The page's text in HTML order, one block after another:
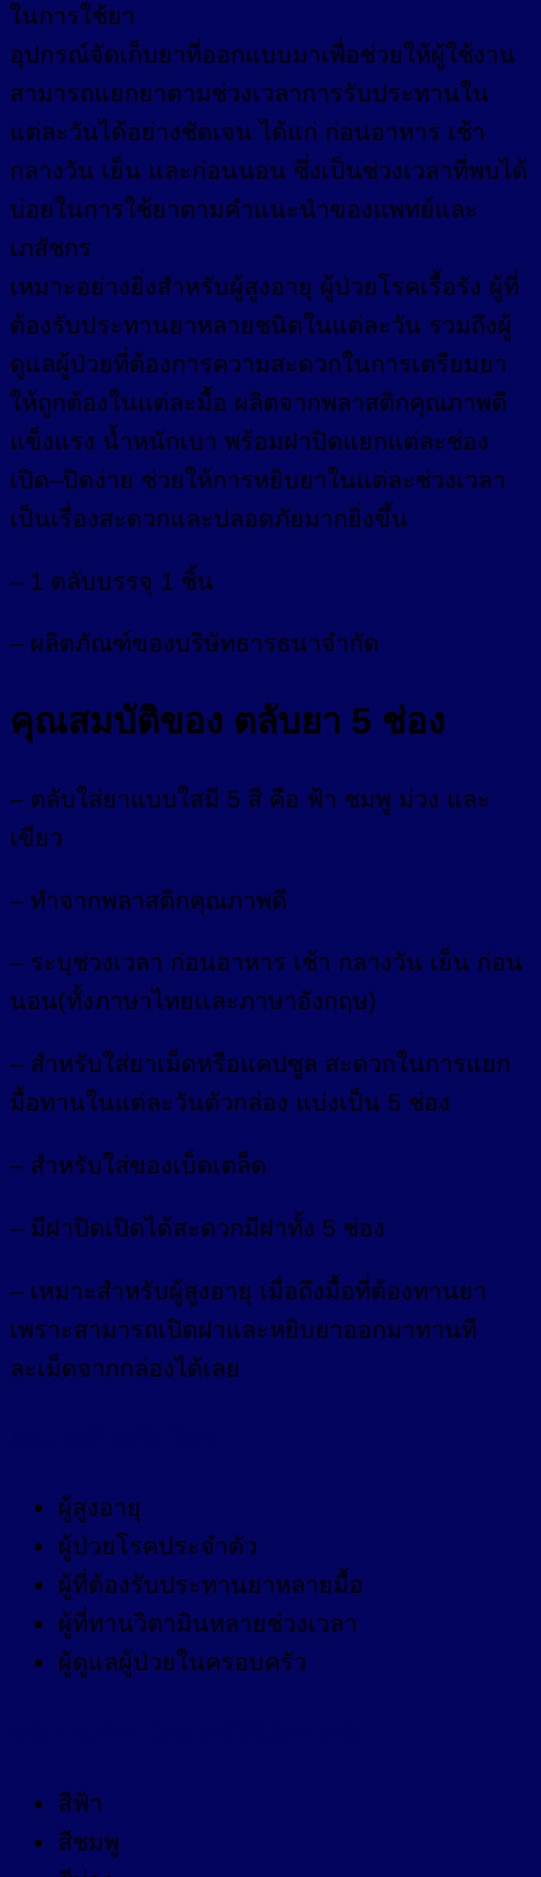
ในการใช้ยา
อุปกรณ์จัดเก็บยาที่ออกแบบมาเพื่อช่วยให้ผู้ใช้งาน
สามารถแยกยาตามช่วงเวลาการรับประทานใน
แต่ละวันได้อย่างชัดเจน ได้แก่ ก่อนอาหาร เช้า
กลางวัน เย็น และก่อนนอน ซึ่งเป็นช่วงเวลาที่พบได้
บ่อยในการใช้ยาตามคำแนะนำของแพทย์และ
เภสัชกร
เหมาะอย่างยิ่งสำหรับผู้สูงอายุ ผู้ป่วยโรคเรื้อรัง ผู้ที่
ต้องรับประทานยาหลายชนิดในแต่ละวัน รวมถึงผู้
ดูแลผู้ป่วยที่ต้องการความสะดวกในการเตรียมยา
ให้ถูกต้องในแต่ละมื้อ ผลิตจากพลาสติกคุณภาพดี
แข็งแรง น้ำหนักเบา พร้อมฝาปิดแยกแต่ละช่อง
เปิด–ปิดง่าย ช่วยให้การหยิบยาในแต่ละช่วงเวลา
เป็นเรื่องสะดวกและปลอดภัยมากยิ่งขึ้น
– 1 ตลับบรรจุ 1 ชิ้น
– ผลิตภัณฑ์ของบริษัทธารธนาจำกัด
คุณสมบัติของ ตลับยา 5 ช่อง
– ตลับใส่ยาแบบใสมี 5 สี คือ ฟ้า ชมพู ม่วง และ
เขียว
– ทำจากพลาสติกคุณภาพดี
– ระบุช่วงเวลา ก่อนอาหาร เช้า กลางวัน เย็น ก่อน
นอน(ทั้งภาษาไทยเเละภาษาอังกฤษ)
– สำหรับใส่ยาเม็ดหรือแคปซูล สะดวกในการแยก
มื้อทานในแต่ละวันตัวกล่อง แบ่งเป็น 5 ช่อง
– สำหรับใส่ของเบ็ดเตล็ด
– มีฝาปิดเปิดได้สะดวกมีฝาทั้ง 5 ช่อง
– เหมาะสำหรับผู้สูงอายุ เมื่อถึงมื้อที่ต้องทานยา
เพราะสามารถเปิดฝาและหยิบยาออกมาทานที
ละเม็ดจากกล่องได้เลย
ผู้สูงอายุ
ผู้ป่วยโรคประจำตัว
ผู้ที่ต้องรับประทานยาหลายมื้อ
ผู้ที่ทานวิตามินหลายช่วงเวลา
ผู้ดูแลผู้ป่วยในครอบครัว
สีฟ้า
สีชมพู